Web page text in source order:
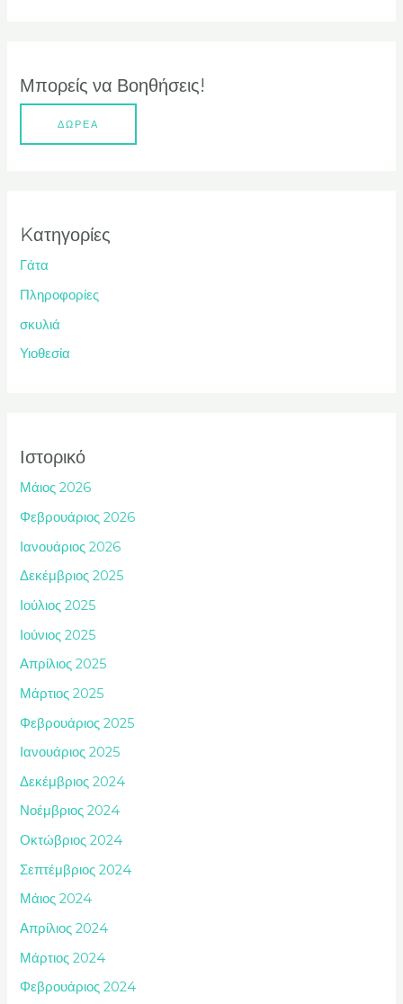
Μπορείς να Βοηθήσεις!
ΔΩΡΕΑ
Kατηγορίες
Γάτα
Πληροφορίες
σκυλιά
Υιοθεσία
Ιστορικό
Μάιος 2026
Φεβρουάριος 2026
Ιανουάριος 2026
Δεκέμβριος 2025
Ιούλιος 2025
Ιούνιος 2025
Απρίλιος 2025
Μάρτιος 2025
Φεβρουάριος 2025
Ιανουάριος 2025
Δεκέμβριος 2024
Νοέμβριος 2024
Οκτώβριος 2024
Σεπτέμβριος 2024
Μάιος 2024
Απρίλιος 2024
Μάρτιος 2024
Φεβρουάριος 2024